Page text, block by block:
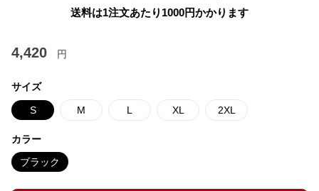
送料は1注文あたり 1000円かかります
4,420 円
サイズ
S M L XL 2XL
カラー
ブラック